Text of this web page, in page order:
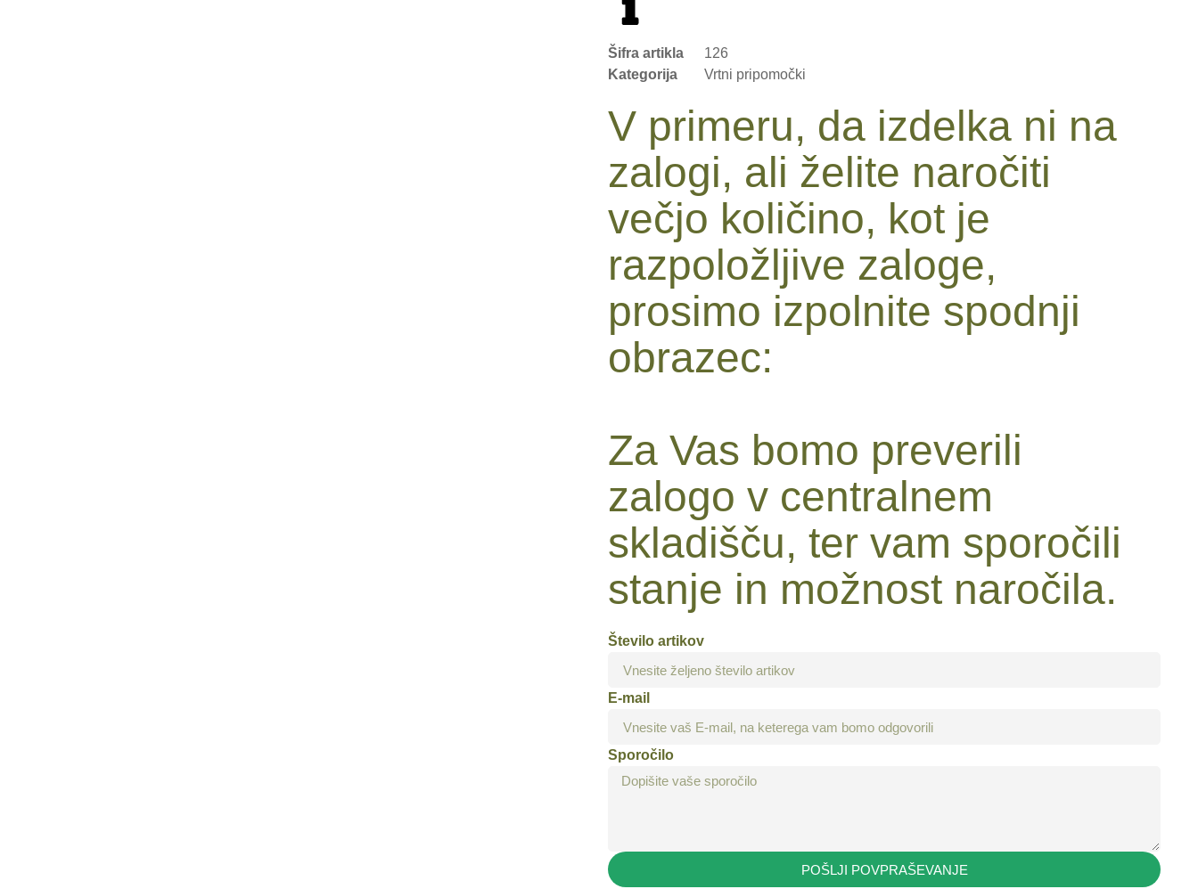
Šifra artikla
126
Kategorija
Vrtni pripomočki
V primeru, da izdelka ni na
zalogi, ali želite naročiti
večjo količino, kot je
razpoložljive zaloge,
prosimo izpolnite spodnji
obrazec:
Za Vas bomo preverili
zalogo v centralnem
skladišču, ter vam sporočili
stanje in možnost naročila.
Število artikov
E-mail
Sporočilo
POŠLJI POVPRAŠEVANJE